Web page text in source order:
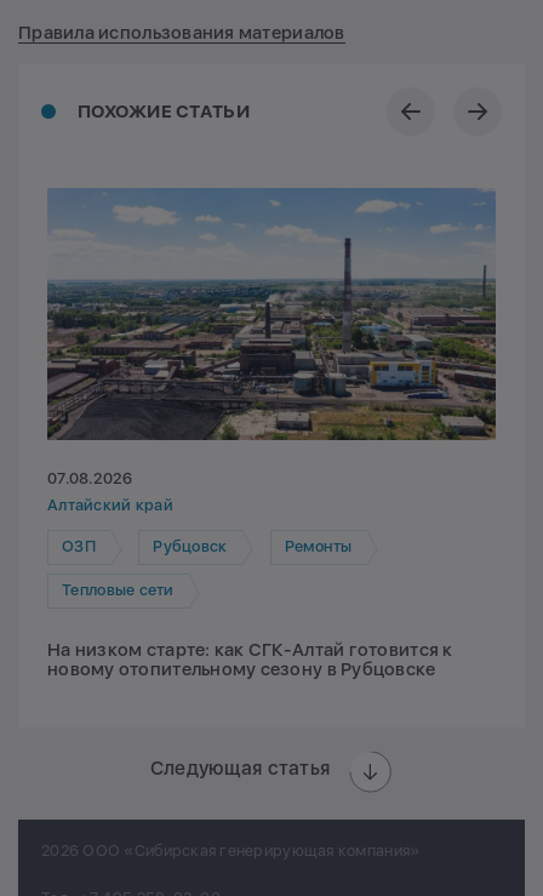
ПОХОЖИЕ СТАТЬИ
07.08.2026
Алтайский край
ОЗП Рубцовск Ремонты
Тепловые сети
На низком старте: как СГК-Алтай готовится к
новому отопительному сезону в Рубцовске
Следующая статья
Правила использования материалов
2026 ООО «Сибирская генерирующая компания»